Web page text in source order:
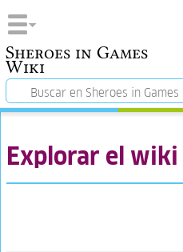
Sheroes in Games
Wiki
Explorar el wiki